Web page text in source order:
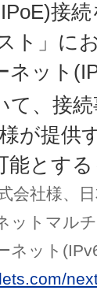
接
ト」に
ット
て、接
が提供
能とする
会社様、
ットマル
ネット